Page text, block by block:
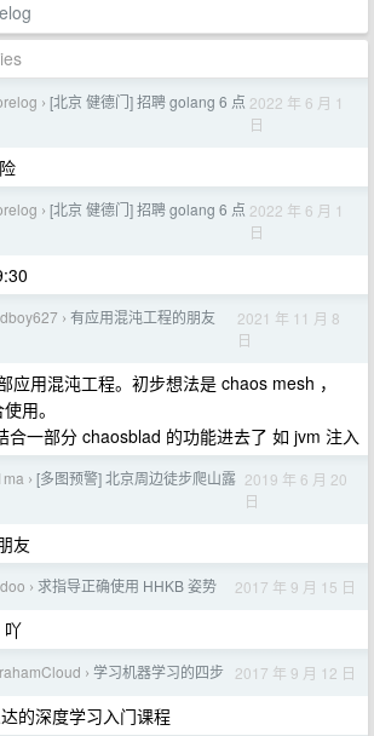
› [北京 健德门] 招聘 golang 6 点 2022 年 6 月 1
日
› [北京 健德门] 招聘 golang 6 点 2022 年 6 月 1
日
› 有应用混沌工程的朋友
2021 年 11 月 8
日
应用混沌工程。初步想法是 chaos mesh ，
用。
合一部分 chaosblad 的功能进去了 如 jvm 注入
› [多图预警] 北京周边徒步爬山露 2019 年 6 月 20
日
友
› 求指导正确使用 HHKB 姿势 2017 年 9 月 15 日
吖
› 学习机器学习的四步 2017 年 9 月 12 日
的深度学习入门课程